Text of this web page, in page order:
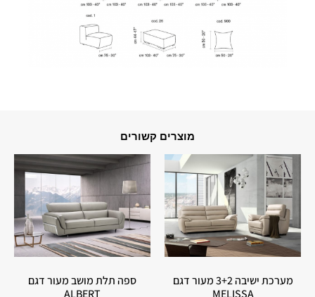
מוצרים קשורים
מערכת ישיבה 3+2 מעור דגם
MELISSA
ספה תלת מושב מעור דגם
ALBERT